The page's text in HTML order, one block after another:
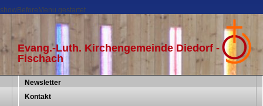
showBeforeMenu gestartet
Evang.-Luth. Kirchengemeinde Diedorf -
Fischach
Newsletter
Kontakt